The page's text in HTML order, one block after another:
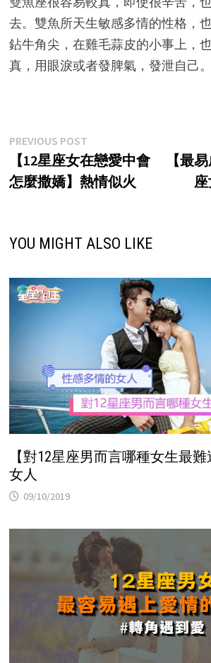
去。雙魚所天生敏感多情的性格，
鉆牛角尖，在雞毛蒜皮的小事上，
真，用眼淚或者發脾氣，發泄自己。
Post
navigation
PREVIOUS POSTPrevious
post:
【12星座女在戀愛中會
怎麼撒嬌】熱情似火
【最
YOU MIGHT ALSO LIKE
【對12星座男而言哪種女生最
女人
09/10/2019